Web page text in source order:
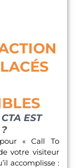
EST
« Call To
votre visiteur
accomplisse :